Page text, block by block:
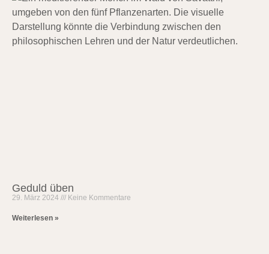
Geduld üben
29. März 2024 Keine Kommentare
Weiterlesen »